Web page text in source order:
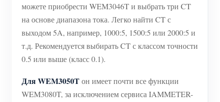
можете приобрести WEM3046T и выбрать три CT
на основе диапазона тока. Легко найти CT с
выходом 5A, например, 1000:5, 1500:5 или 2000:5 и
т.д. Рекомендуется выбирать CT с классом точности
0.5 или выше (класс 0.1).
Для WEM3050Tон имеет почти все функции
WEM3080T, за исключением сервиса IAMMETER-